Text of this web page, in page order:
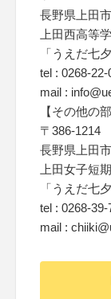
長野県上田
上田西高等
「うえだ七
tel : 0268-22-
mail :
【その他の部
〒386-1214
長野県上田
上田女子短
「うえだ七
tel : 0268-39-
mail :